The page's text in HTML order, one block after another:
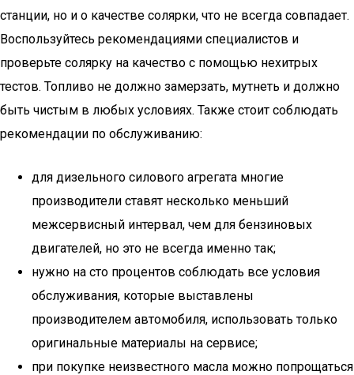
станции, но и о качестве солярки, что не всегда совпадает.
Воспользуйтесь рекомендациями специалистов и
проверьте солярку на качество с помощью нехитрых
тестов. Топливо не должно замерзать, мутнеть и должно
быть чистым в любых условиях. Также стоит соблюдать
рекомендации по обслуживанию:
для дизельного силового агрегата многие
производители ставят несколько меньший
межсервисный интервал, чем для бензиновых
двигателей, но это не всегда именно так;
нужно на сто процентов соблюдать все условия
обслуживания, которые выставлены
производителем автомобиля, использовать только
оригинальные материалы на сервисе;
при покупке неизвестного масла можно попрощаться